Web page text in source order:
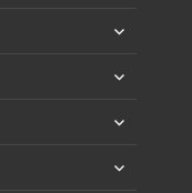
proširi
proširi
proširi
proširi